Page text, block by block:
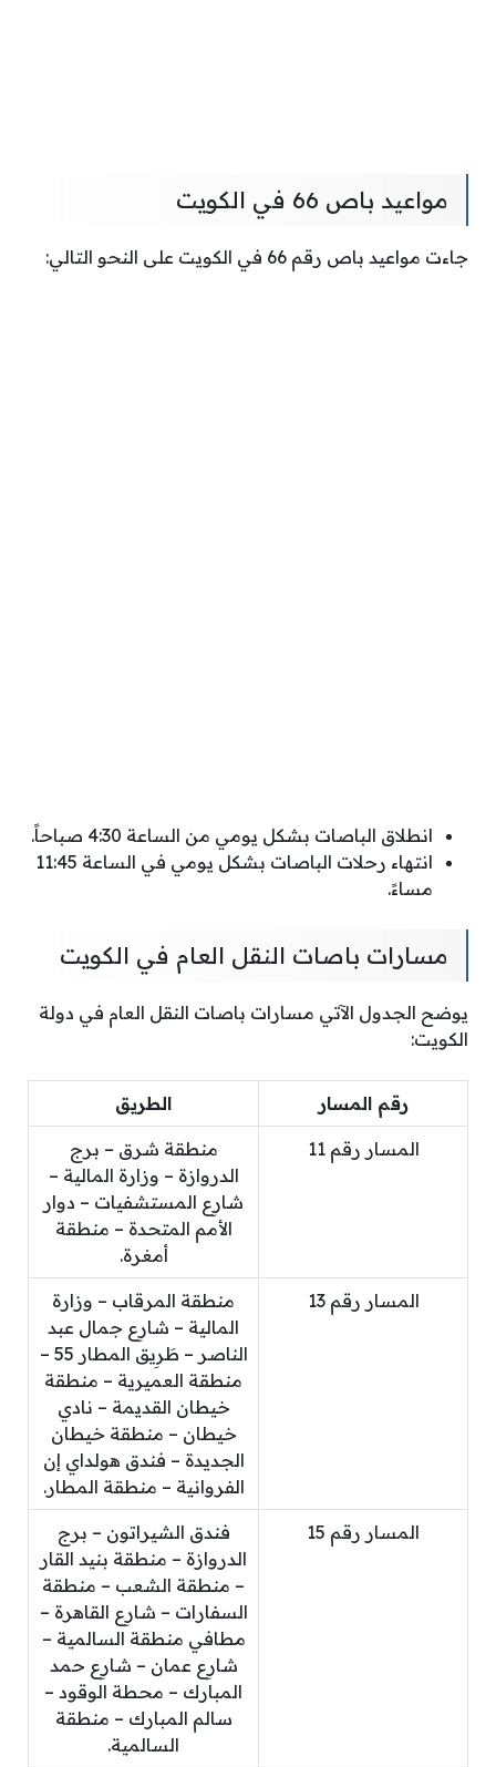
مواعيد باص 66 في الكويت
جاءت مواعيد باص رقم 66 في الكويت على النحو التالي:
انطلاق الباصات بشكل يومي من الساعة 4:30 صباحاً.
انتهاء رحلات الباصات بشكل يومي في الساعة 11:45
مساءً.
مسارات باصات النقل العام في الكويت
يوضح الجدول الآتي مسارات باصات النقل العام في دولة
الكويت:
رقم المسار الطريق
المسار رقم 11
منطقة شرق – برج
الدروازة – وزارة المالية –
شارِع المستشفيات – دوار
الأمم المتحدة – منطقة
أمغرة.
المسار رقم 13
منطقة المرقاب – وزارة
المالية – شارِع جمال عبد
الناصر – طَرِيق المطار 55 –
منطقة العميرية – منطقة
خيطان القديمة – نادي
خيطان – منطقة خيطان
الجديدة – فندق هولداي إن
الفروانية – منطقة المطار.
المسار رقم 15
فندق الشيراتون – برج
الدروازة – منطقة بنيد القار
– منطقة الشعب – منطقة
السفارات – شارِع القاهرة –
مطافي منطقة السالمية –
شارِع عمان – شارِع حمد
المبارك – محطة الوقود –
سالم المبارك – منطقة
السالمية.